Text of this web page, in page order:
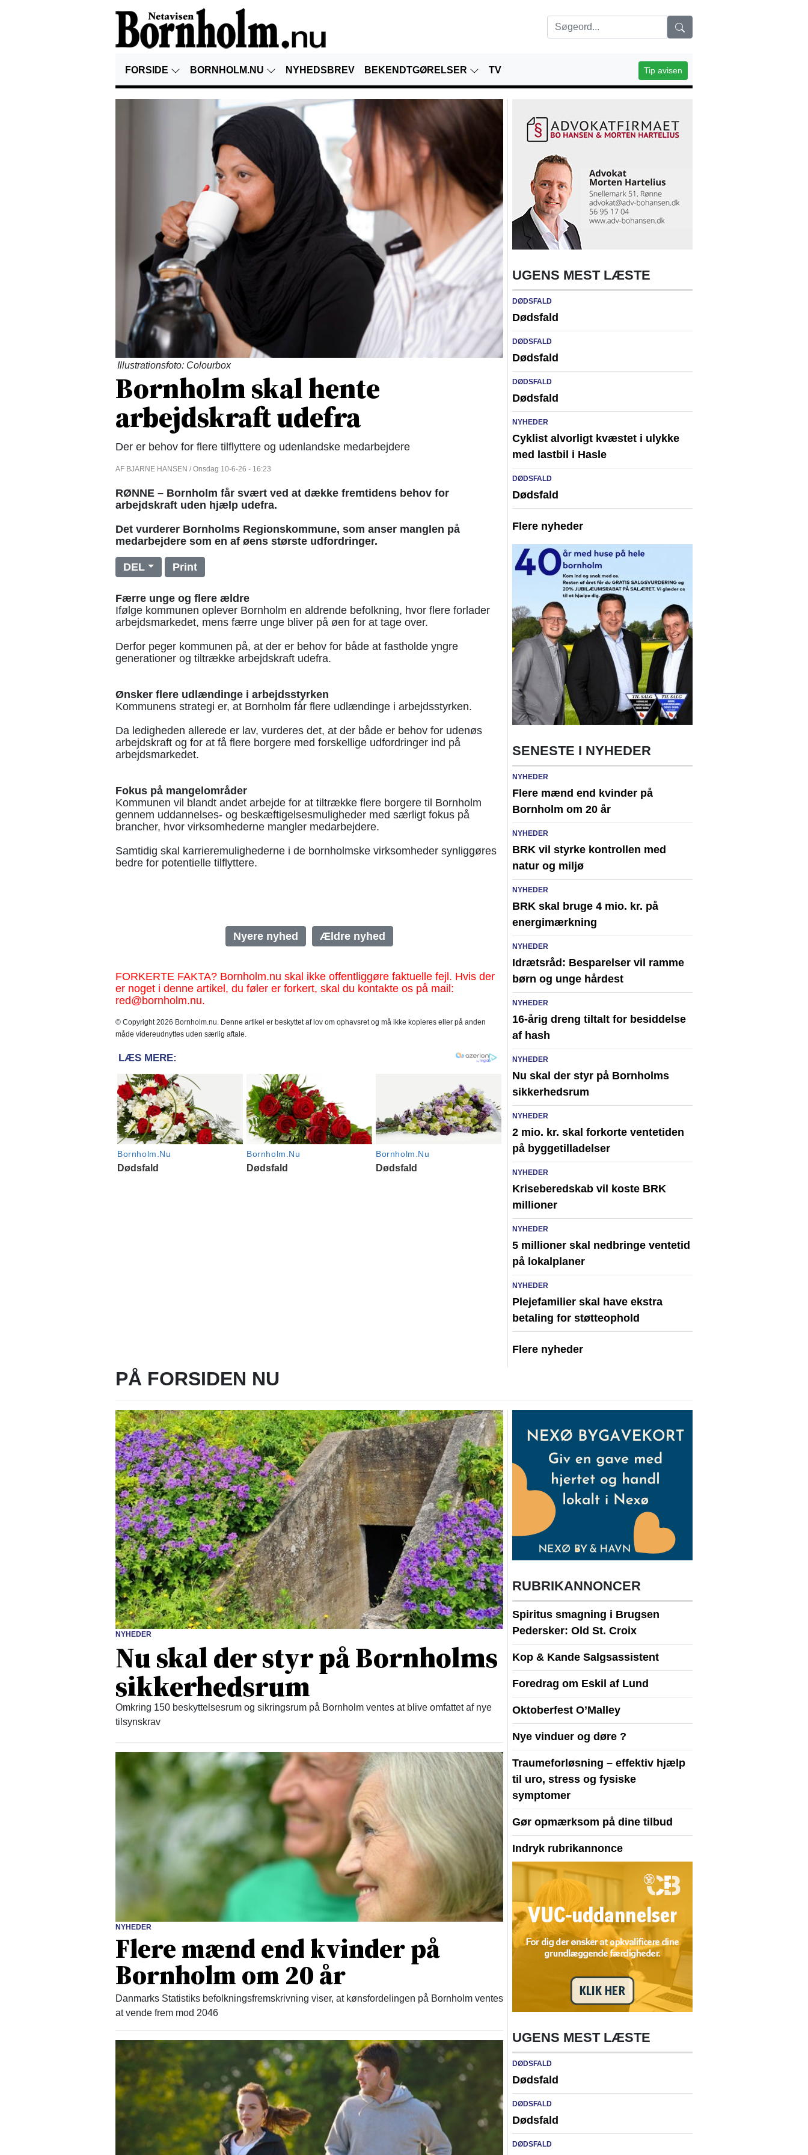
FORSIDE BORNHOLM.NU NYHEDSBREV BEKENDTGØRELSER TV Tip avisen
Illustrationsfoto: Colourbox
Bornholm skal hente
arbejdskraft udefra
Der er behov for flere tilflyttere og udenlandske medarbejdere
AF BJARNE HANSEN / Onsdag 10-6-26 - 16:23
RØNNE – Bornholm får svært ved at dække fremtidens behov for
arbejdskraft uden hjælp udefra.
Det vurderer Bornholms Regionskommune, som anser manglen på
medarbejdere som en af øens største udfordringer.
DEL Print
Færre unge og flere ældre
Ifølge kommunen oplever Bornholm en aldrende befolkning, hvor flere forlader
arbejdsmarkedet, mens færre unge bliver på øen for at tage over.
Derfor peger kommunen på, at der er behov for både at fastholde yngre
generationer og tiltrække arbejdskraft udefra.
Ønsker flere udlændinge i arbejdsstyrken
Kommunens strategi er, at Bornholm får flere udlændinge i arbejdsstyrken.
Da ledigheden allerede er lav, vurderes det, at der både er behov for udenøs
arbejdskraft og for at få flere borgere med forskellige udfordringer ind på
arbejdsmarkedet.
Fokus på mangelområder
Kommunen vil blandt andet arbejde for at tiltrække flere borgere til Bornholm
gennem uddannelses- og beskæftigelsesmuligheder med særligt fokus på
brancher, hvor virksomhederne mangler medarbejdere.
Samtidig skal karrieremulighederne i de bornholmske virksomheder synliggøres
bedre for potentielle tilflyttere.
Nyere nyhed Ældre nyhed
FORKERTE FAKTA? Bornholm.nu skal ikke offentliggøre faktuelle fejl. Hvis der
er noget i denne artikel, du føler er forkert, skal du kontakte os på mail:
red@bornholm.nu.
© Copyright 2026 Bornholm.nu. Denne artikel er beskyttet af lov om ophavsret og må ikke kopieres eller på anden
måde videreudnyttes uden særlig aftale.
UGENS MEST LÆSTE
DØDSFALD
Dødsfald
DØDSFALD
Dødsfald
DØDSFALD
Dødsfald
NYHEDER
Cyklist alvorligt kvæstet i ulykke
med lastbil i Hasle
DØDSFALD
Dødsfald
Flere nyheder
SENESTE I NYHEDER
NYHEDER
Flere mænd end kvinder på
Bornholm om 20 år
NYHEDER
BRK vil styrke kontrollen med
natur og miljø
NYHEDER
BRK skal bruge 4 mio. kr. på
energimærkning
NYHEDER
Idrætsråd: Besparelser vil ramme
børn og unge hårdest
NYHEDER
16-årig dreng tiltalt for besiddelse
af hash
NYHEDER
Nu skal der styr på Bornholms
sikkerhedsrum
NYHEDER
2 mio. kr. skal forkorte ventetiden
på byggetilladelser
NYHEDER
Kriseberedskab vil koste BRK
millioner
NYHEDER
5 millioner skal nedbringe ventetid
på lokalplaner
NYHEDER
Plejefamilier skal have ekstra
betaling for støtteophold
Flere nyheder
PÅ FORSIDEN NU
NYHEDER
Nu skal der styr på Bornholms
sikkerhedsrum
Omkring 150 beskyttelsesrum og sikringsrum på Bornholm ventes at blive omfattet af nye
tilsynskrav
NYHEDER
Flere mænd end kvinder på
Bornholm om 20 år
Danmarks Statistiks befolkningsfremskrivning viser, at kønsfordelingen på Bornholm ventes
at vende frem mod 2046
RUBRIKANNONCER
Spiritus smagning i Brugsen
Pedersker: Old St. Croix
Kop & Kande Salgsassistent
Foredrag om Eskil af Lund
Oktoberfest O’Malley
Nye vinduer og døre ?
Traumeforløsning – effektiv hjælp
til uro, stress og fysiske
symptomer
Gør opmærksom på dine tilbud
Indryk rubrikannonce
UGENS MEST LÆSTE
DØDSFALD
Dødsfald
DØDSFALD
Dødsfald
DØDSFALD